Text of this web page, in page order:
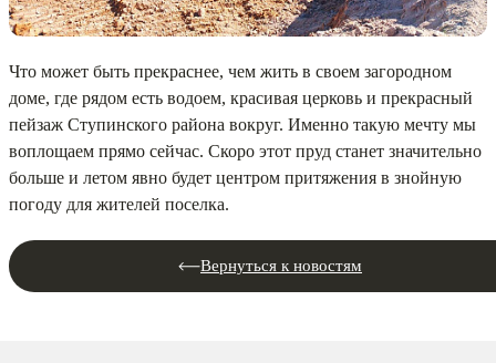
Что может быть прекраснее, чем жить в своем загородном
доме, где рядом есть водоем, красивая церковь и прекрасный
пейзаж Ступинского района вокруг. Именно такую мечту мы
воплощаем прямо сейчас. Скоро этот пруд станет значительно
больше и летом явно будет центром притяжения в знойную
погоду для жителей поселка.
Вернуться к новостям